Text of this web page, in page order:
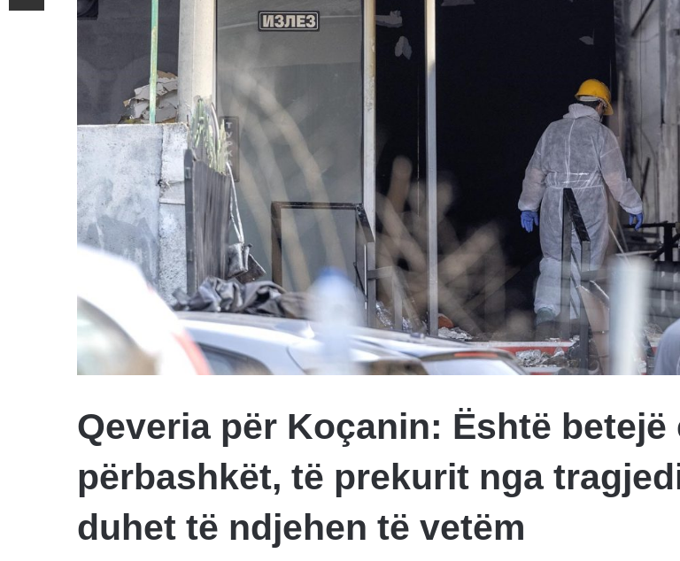
Qeveria për Koçanin: Është betejë
përbashkët, të prekurit nga
duhet të ndjehen të vetëm